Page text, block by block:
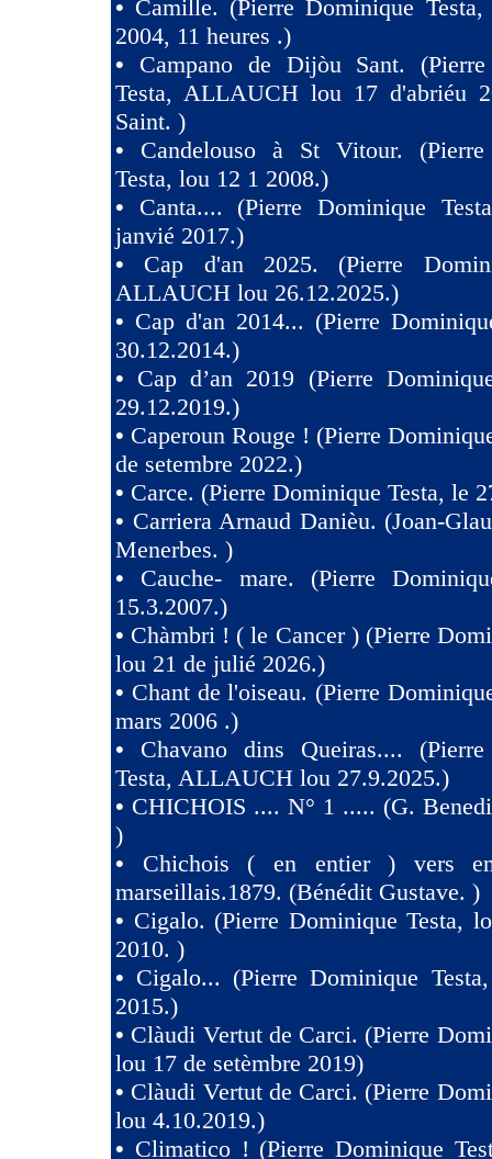
• Camille. (Pierre Dominique
2004, 11 heures .)
• Campano de Dijòu Sant.
Testa, ALLAUCH lou 17 d'abriéu
Saint. )
• Candelouso à St Vitour. (Pierre
Testa, lou 12 1 2008.)
• Canta.... (Pierre Dominique
janvié 2017.)
• Cap d'an 2025. (Pierre
ALLAUCH lou 26.12.2025.)
• Cap d'an 2014... (Pierre
30.12.2014.)
• Cap d’an 2019 (Pierre
29.12.2019.)
• Caperoun Rouge ! (Pierre
de setembre 2022.)
• Carce. (Pierre Dominique Testa, le
• Carriera Arnaud Danièu. (Joan-
Menerbes. )
• Cauche- mare. (Pierre
15.3.2007.)
• Chàmbri ! ( le Cancer ) (Pierre
lou 21 de julié 2026.)
• Chant de l'oiseau. (Pierre
mars 2006 .)
• Chavano dins Queiras....
Testa, ALLAUCH lou 27.9.2025.)
• CHICHOIS .... N° 1 ..... (G.
)
• Chichois ( en entier ) vers
marseillais.1879. (Bénédit Gustave. )
• Cigalo. (Pierre Dominique Testa,
2010. )
• Cigalo... (Pierre Dominique
2015.)
• Clàudi Vertut de Carci. (Pierre
lou 17 de setèmbre 2019)
• Clàudi Vertut de Carci. (Pierre
lou 4.10.2019.)
• Climatico ! (Pierre Dominique